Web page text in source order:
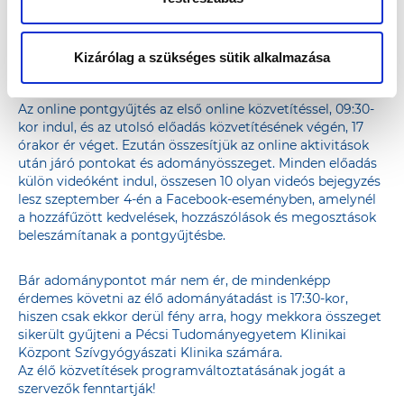
Kizárólag a szükséges sütik alkalmazása
A videók kedvelése, a hozzászólások, valamint a
megosztások mindegyike egy adománypontot, azaz 300
forintot ér a Pécsi Tudományegyetem Klinikai Központ
Az online pontgyűjtés az első online közvetítéssel, 09:30-
kor indul, és az utolsó előadás közvetítésének végén, 17
órakor ér véget. Ezután összesítjük az online aktivitások
után járó pontokat és adományösszeget. Minden előadás
külön videóként indul, összesen 10 olyan videós bejegyzés
lesz szeptember 4-én a Facebook-eseményben, amelynél
a hozzáfűzött kedvelések, hozzászólások és megosztások
beleszámítanak a pontgyűjtésbe.
Bár adománypontot már nem ér, de mindenképp
érdemes követni az élő adományátadást is 17:30-kor,
hiszen csak ekkor derül fény arra, hogy mekkora összeget
sikerült gyűjteni a Pécsi Tudományegyetem Klinikai
Központ Szívgyógyászati Klinika számára.
Az élő közvetítések programváltoztatásának jogát a
szervezők fenntartják!